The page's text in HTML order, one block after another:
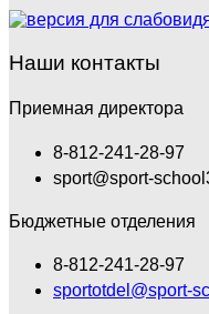
Наши контакты
Приемная директора
8-812-241-28-97
sport@sport-
Бюджетные отделения
8-812-241-28-97
sportotdel@sport-